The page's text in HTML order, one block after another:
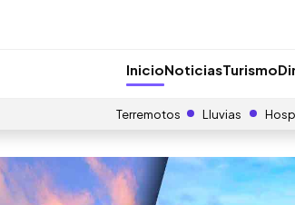
InicioNoticiasTurismo
Terremotos Lluvias